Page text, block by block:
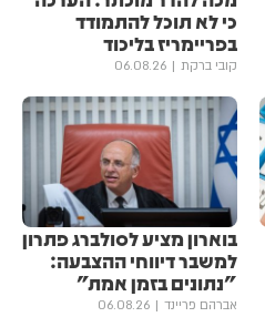
כי לא תוכל להתמודד
בפריימריז בליכוד
קובי ברקת 06.08.26
בוארון מציע לסולברג פתרון
למשבר דיווחי ההצבעה:
"נתונים בזמן אמת"
אברהם פריינד 06.08.26